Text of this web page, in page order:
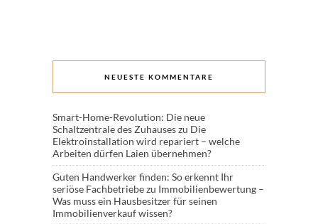
NEUESTE KOMMENTARE
Smart-Home-Revolution: Die neue
Schaltzentrale des Zuhauseszu Die
Elektroinstallation wird repariert – welche
Arbeiten dürfen Laien übernehmen?
Guten Handwerker finden: So erkennt Ihr
seriöse Fachbetriebezu Immobilienbewertung –
Was muss ein Hausbesitzer für seinen
Immobilienverkauf wissen?